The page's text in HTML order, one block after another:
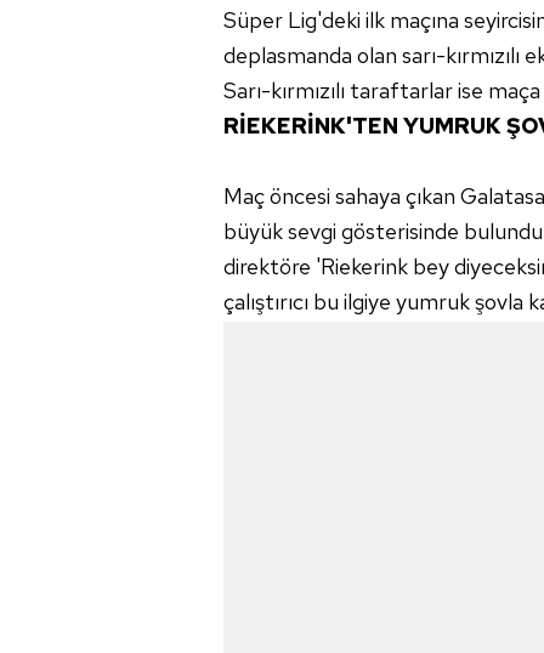
Süper Lig'deki ilk maçına
deplasmanda olan sarı-
Sarı-kırmızılı taraftarlar ise
RİEKERİNK'TEN YUMRUK
Maç öncesi sahaya çıkan
büyük sevgi gösterisinde
direktöre 'Riekerink bey
çalıştırıcı bu ilgiye yumruk şovla